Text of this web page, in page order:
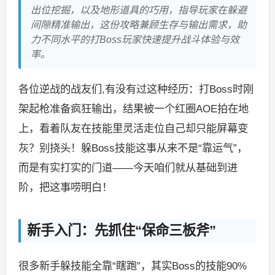
出位挖掘，以及地形道具的巧用，指导玩家在躲避
间隙精准输出，这份攻略兼顾生存与输出需求，助
力不同水平的打Boss玩家快速提升战斗体验与效
率。
各位逆战的战友们,有没有过这种经历：打Boss时刚
架起枪准备疯狂输出，结果被一个红圈AOE拍在地
上，看着队友在技能里灵活走位自己却只能屏幕变
灰？别挠头！躲Boss技能这事从来不是“靠运气”，
而是有实打实的门道——今天咱们就从基础到进
阶，把这事唠明白！
新手入门：先抓住“保命三板斧”
很多新手躲技能全靠“瞎跑”，其实Boss的技能90%